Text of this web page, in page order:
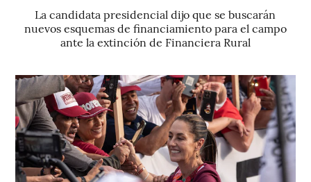
La candidata presidencial dijo que se buscarán
nuevos esquemas de financiamiento para el campo
ante la extinción de Financiera Rural